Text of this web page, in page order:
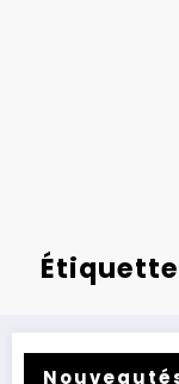
rétrofité.